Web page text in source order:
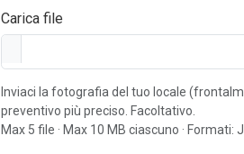
Carica file
Inviaci la fotografia del tuo locale
preventivo più preciso. Facoltativo.
Max 5 file · Max 10 MB ciascuno · Formati: